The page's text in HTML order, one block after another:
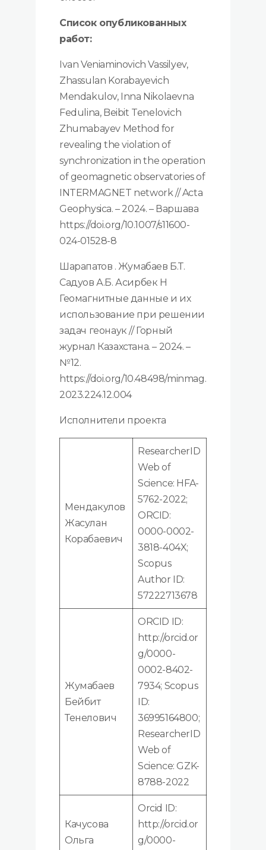
Список опубликованных
работ:
Ivan Veniaminovich Vassilyev,
Zhassulan Korabayevich
Mendakulov, Inna Nikolaevna
Fedulina, Beibit Tenelovich
Zhumabayev Method for
revealing the violation of
synchronization in the operation
of geomagnetic observatories of
INTERMAGNET network // Acta
Geophysica. – 2024. – Варшава
https://doi.org/10.1007/s11600-
024-01528-8
Шарапатов Ә. Жумабаев Б.Т.
Садуов А.Б. Асирбек Н
Геомагнитные данные и их
использование при решении
задач геонаук // Горный
журнал Казахстана. – 2024. –
№12.
https://doi.org/10.48498/minmag.
2023.224.12.004
Исполнители проекта
Мендакулов
Жасулан
Корабаевич
ResearcherID
Web of
Science: HFA-
5762-2022;
ORCID:
0000-0002-
3818-404X;
Scopus
Author ID:
57222713678
Жумабаев
Бейбит
Тенелович
ORCID ID:
http://orcid.or
g/0000-
0002-8402-
7934; Scopus
ID:
36995164800;
ResearcherID
Web of
Science: GZK-
8788-2022
Качусова
Ольга
Orcid ID:
http://orcid.or
g/0000-